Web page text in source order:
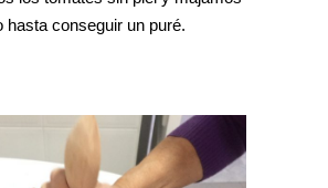
hasta conseguir un puré.